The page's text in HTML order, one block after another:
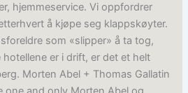
hjemmeservice. Vi oppfordrer
å kjøpe seg klappskøyter.
som «slipper» å ta tog,
hotellene er i drift, er det et helt
Morten Abel + Thomas Gallatin